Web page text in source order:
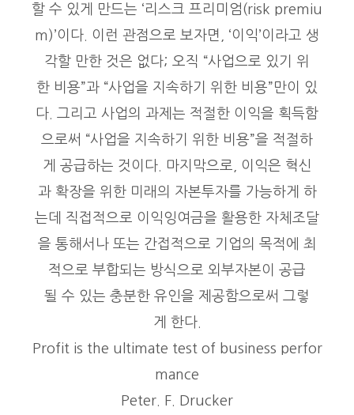
할 수 있게 만드는 ‘리스크 프리미엄(risk premiu
m)’이다. 이런 관점으로 보자면, ‘이익’이라고 생
각할 만한 것은 없다; 오직 “사업으로 있기 위
한 비용”과 “사업을 지속하기 위한 비용”만이 있
다. 그리고 사업의 과제는 적절한 이익을 획득함
으로써 “사업을 지속하기 위한 비용”을 적절하
게 공급하는 것이다. 마지막으로, 이익은 혁신
과 확장을 위한 미래의 자본투자를 가능하게 하
는데 직접적으로 이익잉여금을 활용한 자체조달
을 통해서나 또는 간접적으로 기업의 목적에 최
적으로 부합되는 방식으로 외부자본이 공급
될 수 있는 충분한 유인을 제공함으로써 그렇
게 한다.
Profit is the ultimate test of business perfor
mance
Peter. F. Drucker